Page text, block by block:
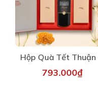
793.000₫